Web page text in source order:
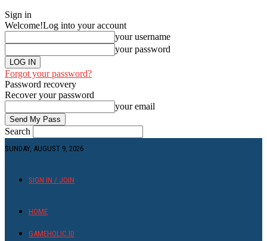
Sign in
Welcome!Log into your account
your username
your password
Forgot your password?
Password recovery
Recover your password
your email
Search
SUNDAY, AUGUST 9, 2026
SIGN IN / JOIN
HOME
GAMEHOLIC.ID